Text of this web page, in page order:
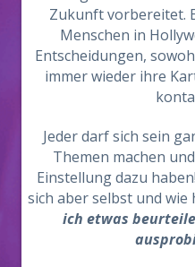
Zukunft vorbereitet.
Menschen in
Entscheidungen,
immer wieder ihre
Jeder darf sich sein
Themen machen
Einstellung dazu
sich aber selbst und wie
ich etwas